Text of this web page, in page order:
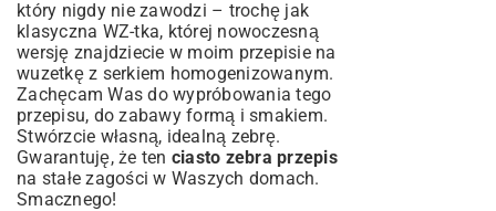
który nigdy nie zawodzi – trochę jak
klasyczna WZ-tka, której nowoczesną
wersję znajdziecie w moim przepisie na
wuzetkę z serkiem homogenizowanym.
Zachęcam Was do wypróbowania tego
przepisu, do zabawy formą i smakiem.
Stwórzcie własną, idealną zebrę.
Gwarantuję, że ten ciasto zebra przepis
na stałe zagości w Waszych domach.
Smacznego!